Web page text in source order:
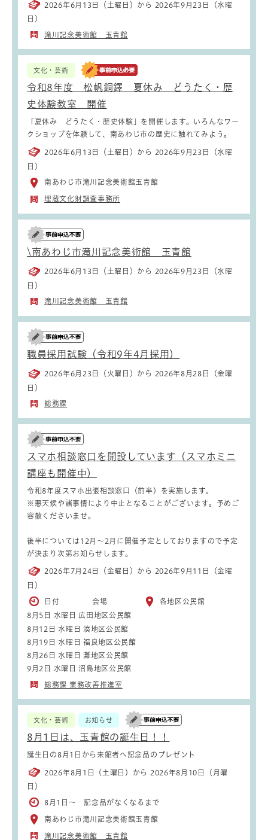
2026年6月13日（土曜日）から 2026年9月23日（水曜
日）
滝川記念美術館 玉青館
文化・芸術
令和8年度 松帆銅鐸 夏休み どうたく・歴
史体験教室 開催
「夏休み どうたく・歴史体験」を開催します。いろんなワー
クショップを体験して、南あわじ市の歴史に触れてみよう。
2026年6月13日（土曜日）から 2026年9月23日（水曜
日）
南あわじ市滝川記念美術館玉青館
埋蔵文化財調査事務所
\南あわじ市滝川記念美術館 玉青館
2026年6月13日（土曜日）から 2026年9月23日（水曜
日）
滝川記念美術館 玉青館
職員採用試験（令和9年4月採用）
2026年6月23日（火曜日）から 2026年8月28日（金曜
日）
総務課
スマホ相談窓口を開設しています（スマホミニ
講座も開催中）
令和8年度スマホ出張相談窓口（前半）を実施します。
※悪天候や諸事情により中止となることがございます。予めご
容赦くださいませ。
後半については12月～2月に開催予定としておりますので予定
が決まり次第お知らせします。
2026年7月24日（金曜日）から 2026年9月11日（金曜
日）
日付 会場
8月5日 水曜日 広田地区公民館
8月12日 水曜日 湊地区公民館
8月19日 水曜日 福良地区公民館
8月26日 水曜日 灘地区公民館
9月2日 水曜日 沼島地区公民館
各地区公民館
総務課 業務改善推進室
文化・芸術 お知らせ
8月1日は、玉青館の誕生日！！
誕生日の8月1日から来館者へ記念品のプレゼント
2026年8月1日（土曜日）から 2026年8月10日（月曜
日）
8月1日～ 記念品がなくなるまで
南あわじ市滝川記念美術館玉青館
滝川記念美術館 玉青館